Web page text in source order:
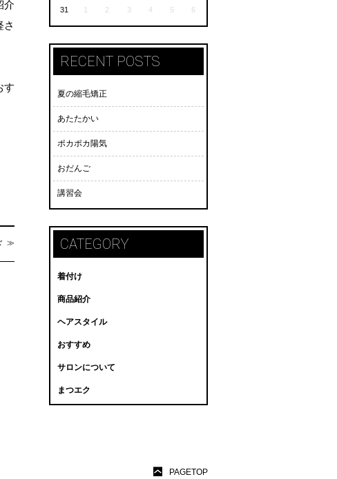
介
さ
す
31
1 2 3 4 5 6
RECENT POSTS
夏の縮毛矯正
あたたかい
ポカポカ陽気
おだんご
講習会
CATEGORY
着付け
商品紹介
ヘアスタイル
おすすめ
サロンについて
まつエク
PAGETOP